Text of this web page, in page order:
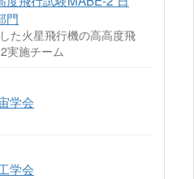
門
た火星飛行機の高高度飛
実施チーム
学会
学会